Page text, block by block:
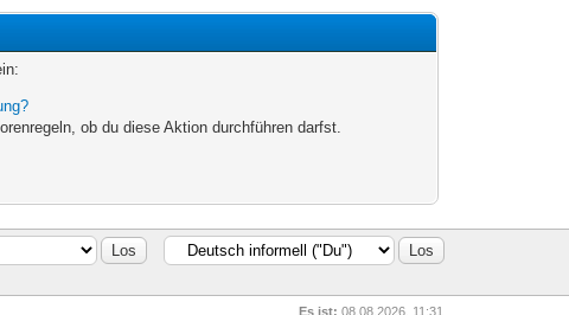
ob du diese Aktion durchführen darfst.
Es ist: 08.08.2026, 11:31